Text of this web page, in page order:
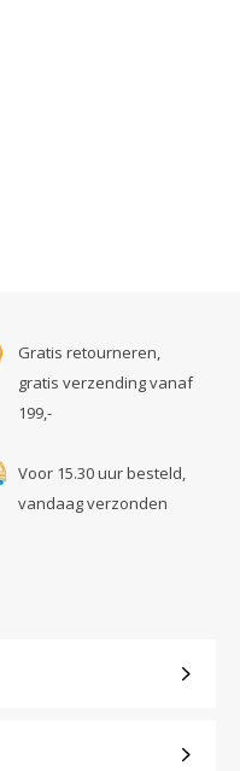
Gratis retourneren,
gratis verzending vanaf
199,-
Voor 15.30 uur besteld,
vandaag verzonden